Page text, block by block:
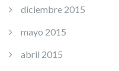
diciembre 2015
mayo 2015
abril 2015